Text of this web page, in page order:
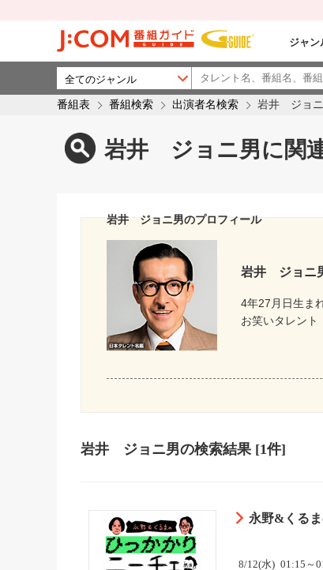
ジャン
番組表 番組検索 出演者名検索 岩井 ジョ
岩井 ジョニ男に関
岩井 ジョニ男のプロフィール
岩井 ジョニ
4年27月日生ま
お笑いタレント
岩井 ジョニ男の検索結果 [1件]
永野&くる
8/12(水) 01:15～